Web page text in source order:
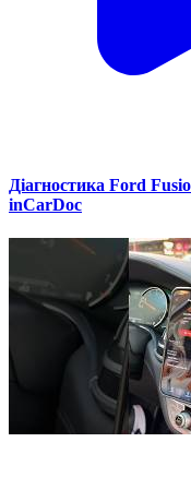
Діагностика Ford
inCarDoc